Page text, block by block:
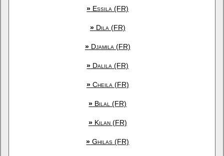
» Essila (FR)
»Dila (FR)
»Djamila (FR)
» Dalila (FR)
»Cheila (FR)
» Bilal (FR)
»Kilan (FR)
» Ghilas (FR)